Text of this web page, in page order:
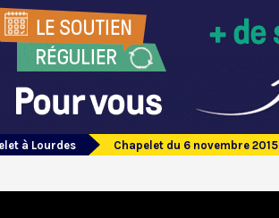
à Lourdes Chapelet du 6 novembre 2015